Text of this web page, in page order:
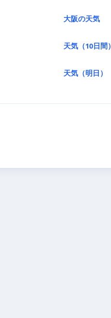
大阪の天気
天気（10日間）
天気（明日）